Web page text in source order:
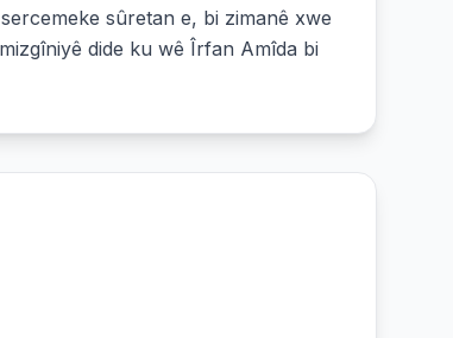
sûretan e, bi zimanê xwe
dide ku wê Îrfan Amîda bi